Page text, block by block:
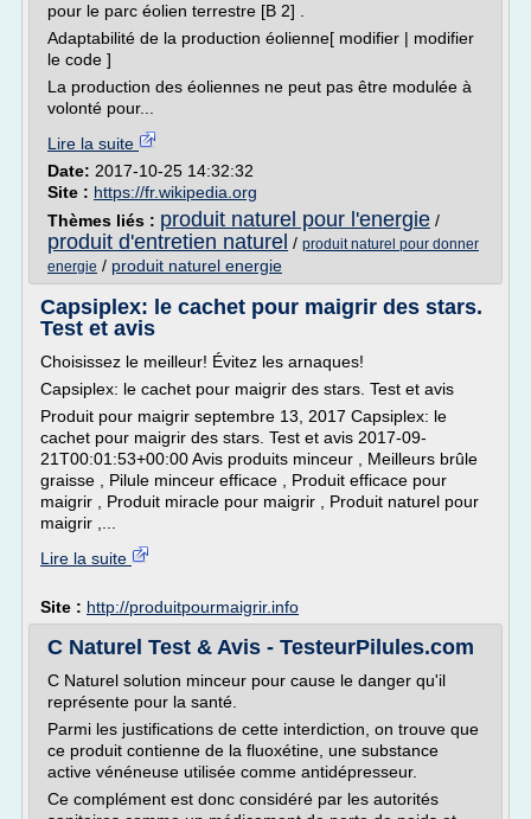
pour le parc éolien terrestre [B 2] .
Adaptabilité de la production éolienne[ modifier | modifier
le code ]
La production des éoliennes ne peut pas être modulée à
volonté pour...
Lire la suite
Date: 2017-10-25 14:32:32
Site : https://fr.wikipedia.org
Thèmes liés : produit naturel pour l'energie /
produit d'entretien naturel / produit naturel pour donner
energie / produit naturel energie
Capsiplex: le cachet pour maigrir des stars.
Test et avis
Choisissez le meilleur! Évitez les arnaques!
Capsiplex: le cachet pour maigrir des stars. Test et avis
Produit pour maigrir septembre 13, 2017 Capsiplex: le
cachet pour maigrir des stars. Test et avis 2017-09-
21T00:01:53+00:00 Avis produits minceur , Meilleurs brûle
graisse , Pilule minceur efficace , Produit efficace pour
maigrir , Produit miracle pour maigrir , Produit naturel pour
maigrir ,...
Lire la suite
Site : http://produitpourmaigrir.info
C Naturel Test & Avis - TesteurPilules.com
C Naturel solution minceur pour cause le danger qu'il
représente pour la santé.
Parmi les justifications de cette interdiction, on trouve que
ce produit contienne de la fluoxétine, une substance
active vénéneuse utilisée comme antidépresseur.
Ce complément est donc considéré par les autorités